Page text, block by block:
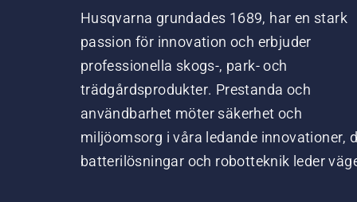
Husqvarna grundades 1689, har en stark
passion för innovation och erbjuder
professionella skogs-, park- och
trädgårdsprodukter. Prestanda och
användbarhet möter säkerhet och
miljöomsorg i våra ledande innovationer,
batterilösningar och robotteknik leder